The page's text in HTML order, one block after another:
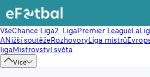
VšeChance Liga2. LigaPremier League
ANižší soutěžeRozhovoryLiga mistrů
ligaMistrovství světa
Více